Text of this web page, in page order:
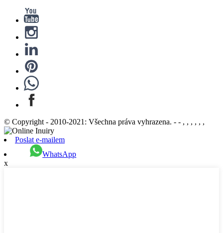
© Copyright - 2010-2021: Všechna práva vyhrazena. - - , , , , , ,
Poslat e-mailem
WhatsApp
x